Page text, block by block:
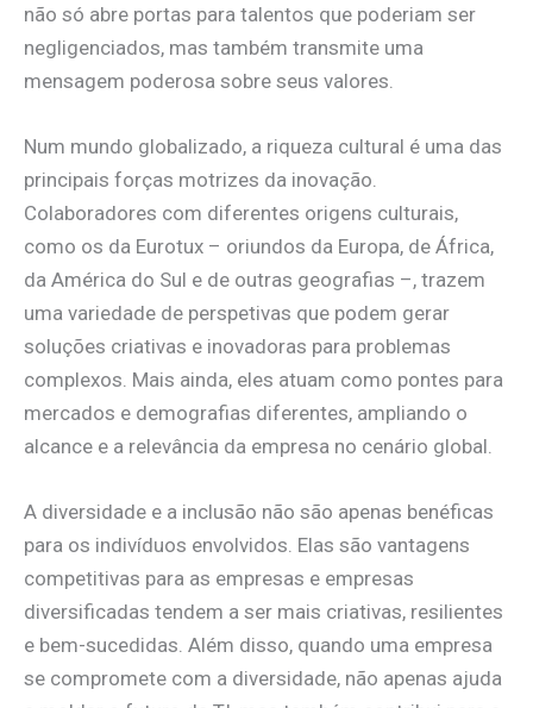
não só abre portas para talentos que poderiam ser
negligenciados, mas também transmite uma
mensagem poderosa sobre seus valores.
Num mundo globalizado, a riqueza cultural é uma das
principais forças motrizes da inovação.
Colaboradores com diferentes origens culturais,
como os da Eurotux – oriundos da Europa, de África,
da América do Sul e de outras geografias –, trazem
uma variedade de perspetivas que podem gerar
soluções criativas e inovadoras para problemas
complexos. Mais ainda, eles atuam como pontes para
mercados e demografias diferentes, ampliando o
alcance e a relevância da empresa no cenário global.
A diversidade e a inclusão não são apenas benéficas
para os indivíduos envolvidos. Elas são vantagens
competitivas para as empresas e empresas
diversificadas tendem a ser mais criativas, resilientes
e bem-sucedidas. Além disso, quando uma empresa
se compromete com a diversidade, não apenas ajuda